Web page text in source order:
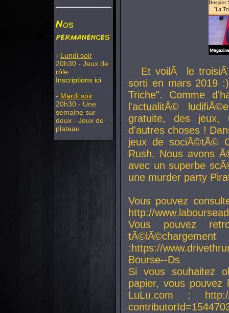
Nos
permanences
- Lundi soir
20h30 - Jeux de
rôle
Inscriptions ici
- Mardi soir
20h30 - Une
semaine sur
deux - Jeux de
plateau
Et voilÃ le
sorti en mars 2019
Triche". Comme
l'actualitÃ©
gratuite, des jeux,
d'autres choses !
jeux de sociÃ©tÃ©
Rush. Nous avons
avec un superbe
une murder party
Vous pouvez
http://
Vous pouvez
:https://
Bourse--Ds
Si vous souhaitez
papier, vous
LuLu.com : http://